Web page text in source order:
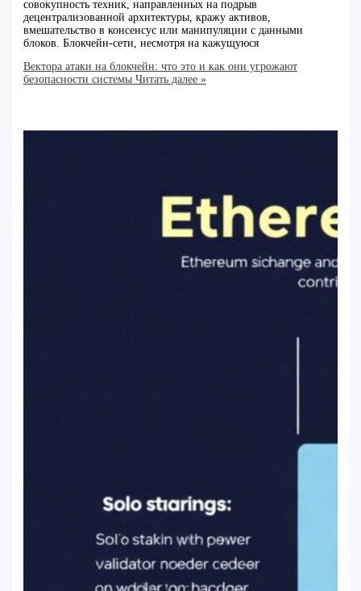
совокупность техник, направленных на подрыв
децентрализованной архитектуры, кражу активов,
вмешательство в консенсус или манипуляции с данными
блоков. Блокчейн-сети, несмотря на кажущуюся
Вектора атаки на блокчейн: что это и как они угрожают
безопасности системы Читать далее »